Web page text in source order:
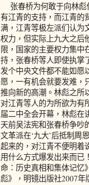
张春桥为何敢于向林彪
有江青的支持，而江青的
满，江青等极左派们认为
权力，但实际上九大之后
限，国家的主要权力集中
持，张春桥等人即使执掌
发个中央文件都不能如愿
愿，一有机会就要发难，
推向新的高潮。林彪之所
对江青等人的为所欲为有
届二中全会开幕，林彪在
天前吴法宪和张春桥争吵
文革派在‘九大’后抵制周
起来的，对江青不便明着
用什么方式爆发出来而已
命：历史真相和集体记忆
彪》，明镜出版社2007年